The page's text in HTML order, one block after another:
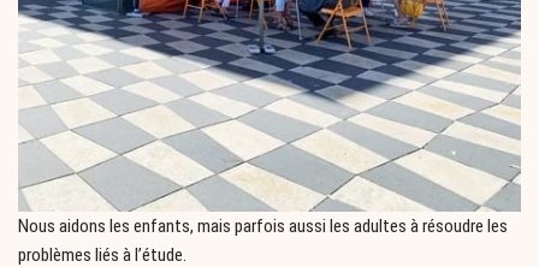
Nous aidons les enfants, mais parfois aussi les adultes à résoudre les
problèmes liés à l’étude.